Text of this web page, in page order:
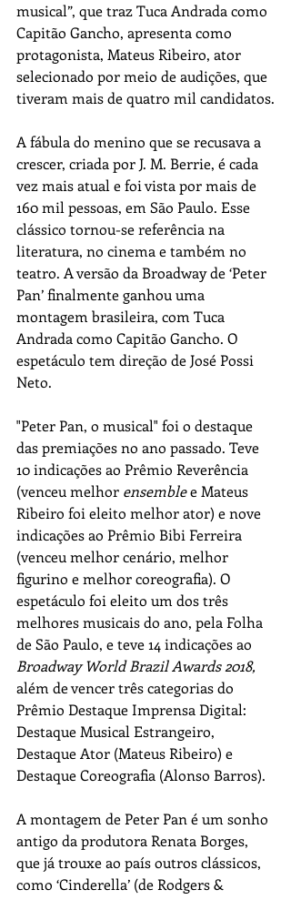
musical”, que traz Tuca Andrada como
Capitão Gancho, apresenta como
protagonista, Mateus Ribeiro, ator
selecionado por meio de audições, que
tiveram mais de quatro mil candidatos.
A fábula do menino que se recusava a
crescer, criada por J. M. Berrie, é cada
vez mais atual e foi vista por mais de
160 mil pessoas, em São Paulo. Esse
clássico tornou-se referência na
literatura, no cinema e também no
teatro. A versão da Broadway de ‘Peter
Pan’ finalmente ganhou uma
montagem brasileira, com Tuca
Andrada como Capitão Gancho. O
espetáculo tem direção de José Possi
Neto.
"Peter Pan, o musical" foi o destaque
das premiações no ano passado. Teve
10 indicações ao Prêmio Reverência
(venceu melhor ensemble e Mateus
Ribeiro foi eleito melhor ator) e nove
indicações ao Prêmio Bibi Ferreira
(venceu melhor cenário, melhor
figurino e melhor coreografia). O
espetáculo foi eleito um dos três
melhores musicais do ano, pela Folha
de São Paulo, e teve 14 indicações ao
Broadway World Brazil Awards 2018,
além de vencer três categorias do
Prêmio Destaque Imprensa Digital:
Destaque Musical Estrangeiro,
Destaque Ator (Mateus Ribeiro) e
Destaque Coreografia (Alonso Barros).
A montagem de Peter Pan é um sonho
antigo da produtora Renata Borges,
que já trouxe ao país outros clássicos,
como ‘Cinderella’ (de Rodgers &